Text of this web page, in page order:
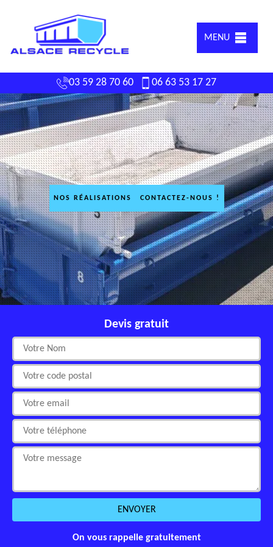
MENU
03 59 28 70 60 06 63 53 17 27
NOS RÉALISATIONS CONTACTEZ-NOUS !
Devis gratuit
On vous rappelle gratuitement